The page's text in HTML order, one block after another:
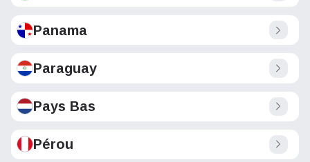
Panama
Paraguay
Pays Bas
Pérou